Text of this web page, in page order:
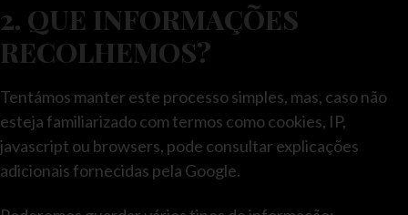
2. QUE INFORMAÇÕES
RECOLHEMOS?
Tentámos manter este processo simples, mas, caso não
esteja familiarizado com termos como cookies, IP,
javascript ou browsers, pode consultar explicações
adicionais fornecidas pela Google.